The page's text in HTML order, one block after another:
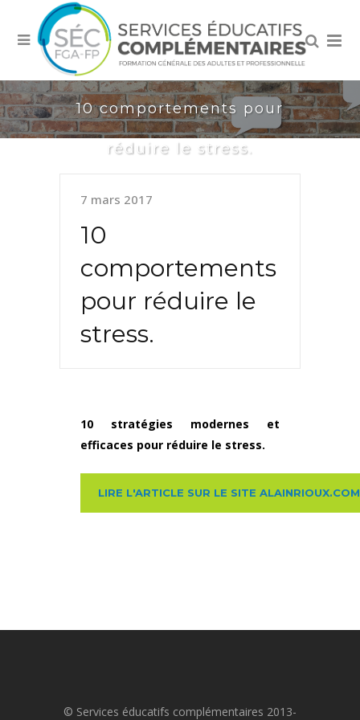
10 comportements pour
réduire le stress.
7 mars 2017
10
comportements
pour réduire le
stress.
10 stratégies modernes et
efficaces pour réduire le stress.
LIRE L'ARTICLE SUR LE SITE ALAINRIOUX.COM
© Services éducatifs complémentaires 2013-